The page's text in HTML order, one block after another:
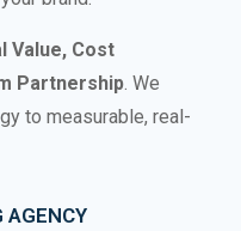
Value, Cost
Partnership. We
to measurable, real-
AGENCY